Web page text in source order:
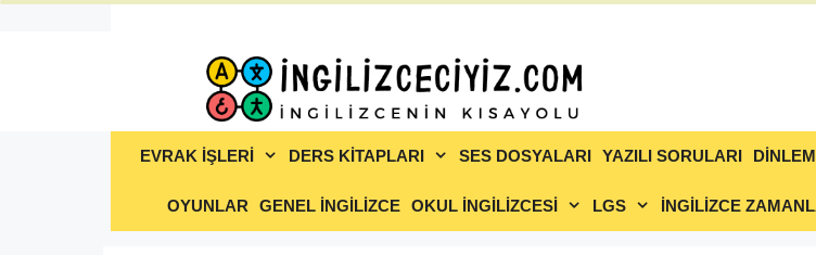
EVRAK İŞLERİ DERS KİTAPLARI SES DOSYALARI YAZILI SORULARI
OYUNLAR GENEL İNGİLİZCE OKUL İNGİLİZCESİ LGS İNGİLİZCE